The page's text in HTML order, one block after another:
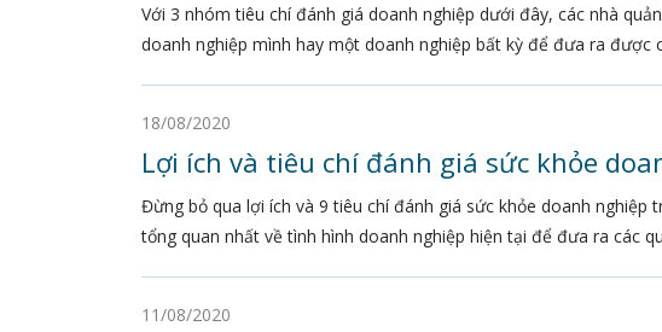
Với 3 nhóm tiêu chí đánh giá doanh nghiệp dưới đây, các nhà
doanh nghiệp mình hay một doanh nghiệp bất kỳ để đưa ra được
18/08/2020
Lợi ích và tiêu chí đánh giá sức khỏe
Đừng bỏ qua lợi ích và 9 tiêu chí đánh giá sức khỏe doanh nghiệp
tổng quan nhất về tình hình doanh nghiệp hiện tại để đưa ra các
11/08/2020